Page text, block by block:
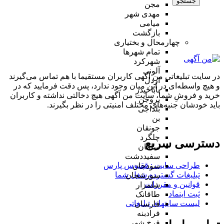
مجن
مهدی شهر
میامی
بازگشت
چهارمحال و بختیاری
تمام شهر‌ها
شهرکرد
آلونی
اردل
باباحیدر
بروجن
بلداجی
بن
جونقان
چلگرد
سامان
سفیددشت
سودجان
سورشجان
شلمزار
طاقانک
فارسان
فرادبنه
در سایت تبلیغاتی من آگهی کاربران مستقیما با هم تماس می‌گیرند
و هیچ واسطه‌ای در این میان وجود ندارد، پس دقت فرمایید که در
خرید و فروشِ شما، سایت من آگهی هیچ دخالتی نداشته و کاربران
باید خودشان جنبه‌های مختلف امنیتی را در نظر بگیرند.
دسترسی سریع
طراحی سایت :‌ ققنوس پارس
تبلیغات گسترده شغل شما
قوانین و مقررات
ثبت اینماد
لیست سایتهای تبلیغاتی